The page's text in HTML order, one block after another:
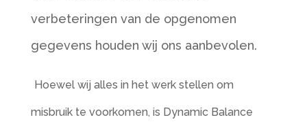
verbeteringen van de opgenomen
gegevens houden wij ons aanbevolen.
Hoewel wij alles in het werk stellen om
misbruik te voorkomen, is Dynamic Balance